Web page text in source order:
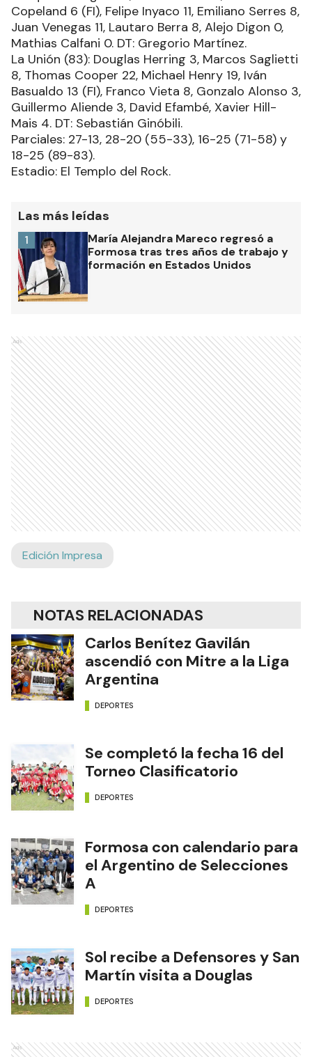
Copeland 6 (FI), Felipe Inyaco 11, Emiliano Serres 8,
Juan Venegas 11, Lautaro Berra 8, Alejo Digon 0,
Mathias Calfani 0. DT: Gregorio Martínez.
La Unión (83): Douglas Herring 3, Marcos Saglietti
8, Thomas Cooper 22, Michael Henry 19, Iván
Basualdo 13 (FI), Franco Vieta 8, Gonzalo Alonso 3,
Guillermo Aliende 3, David Efambé, Xavier Hill-
Mais 4. DT: Sebastián Ginóbili.
Parciales: 27-13, 28-20 (55-33), 16-25 (71-58) y
18-25 (89-83).
Estadio: El Templo del Rock.
Las más leídas
María Alejandra Mareco regresó a
Formosa tras tres años de trabajo y
formación en Estados Unidos
1
Ads
Edición Impresa
NOTAS RELACIONADAS
Carlos Benítez Gavilán
ascendió con Mitre a la Liga
Argentina
DEPORTES
Se completó la fecha 16 del
Torneo Clasificatorio
DEPORTES
Formosa con calendario para
el Argentino de Selecciones
A
DEPORTES
Sol recibe a Defensores y San
Martín visita a Douglas
DEPORTES
Ads